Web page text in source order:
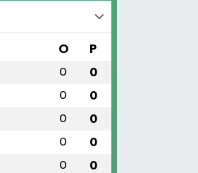
O P
0 0
0 0
0 0
0 0
0 0